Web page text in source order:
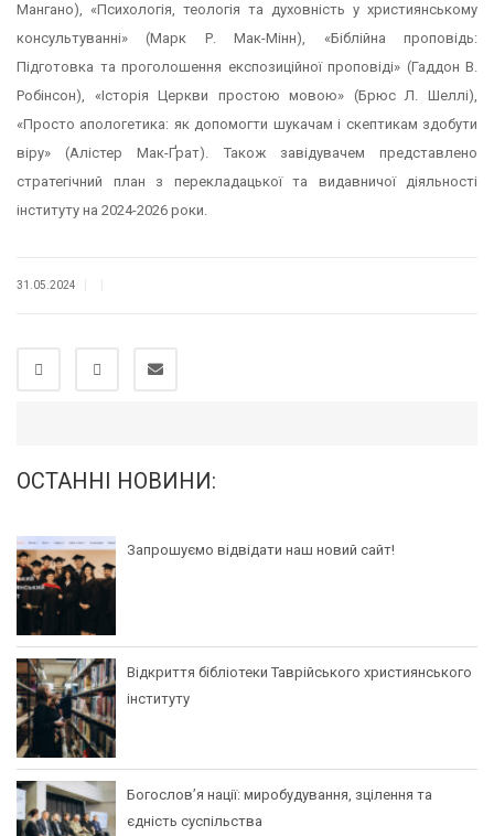
Мангано), «Психологія, теологія та духовність у християнському
консультуванні» (Марк Р. Мак-Мінн), «Біблійна проповідь:
Підготовка та проголошення експозиційної проповіді» (Гаддон В.
Робінсон), «Історія Церкви простою мовою» (Брюс Л. Шеллі),
«Просто апологетика: як допомогти шукачам і скептикам здобути
віру» (Алістер Мак-Ґрат). Також завідувачем представлено
стратегічний план з перекладацької та видавничої діяльності
інституту на 2024-2026 роки.
31.05.2024
ОСТАННІ НОВИНИ:
Запрошуємо відвідати наш новий сайт!
Відкриття бібліотеки Таврійського християнського
інституту
Богослов’я нації: миробудування, зцілення та
єдність суспільства